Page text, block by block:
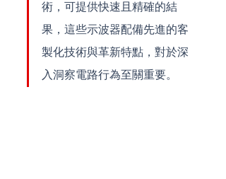
術，可提供快速且精確的結
果，這些示波器配備先進的客
製化技術與革新特點，對於深
入洞察電路行為至關重要。